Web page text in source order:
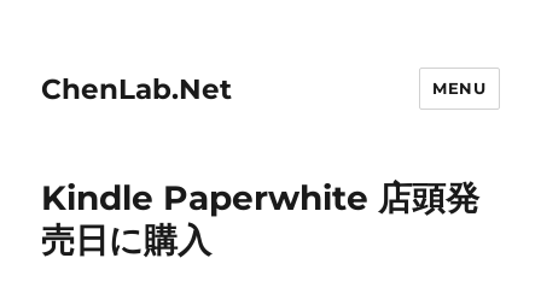
ChenLab.Net MENU
Kindle Paperwhite 店頭発
売日に購入